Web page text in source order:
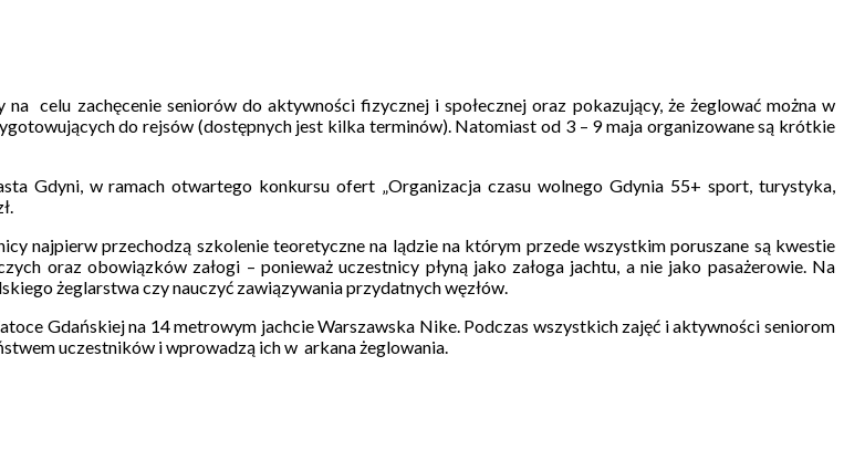
celu zachęcenie seniorów do aktywności fizycznej i społecznej oraz pokazujący, że żeglować można w
do rejsów (dostępnych jest kilka terminów). Natomiast od 3 – 9 maja organizowane są krótkie
Gdyni, w ramach otwartego konkursu ofert „Organizacja czasu wolnego Gdynia 55+ sport, turystyka,
najpierw przechodzą szkolenie teoretyczne na lądzie na którym przede wszystkim poruszane są kwestie
oraz obowiązków załogi – ponieważ uczestnicy płyną jako załoga jachtu, a nie jako pasażerowie. Na
żeglarstwa czy nauczyć zawiązywania przydatnych węzłów.
Gdańskiej na 14 metrowym jachcie Warszawska Nike. Podczas wszystkich zajęć i aktywności seniorom
uczestników i wprowadzą ich w arkana żeglowania.